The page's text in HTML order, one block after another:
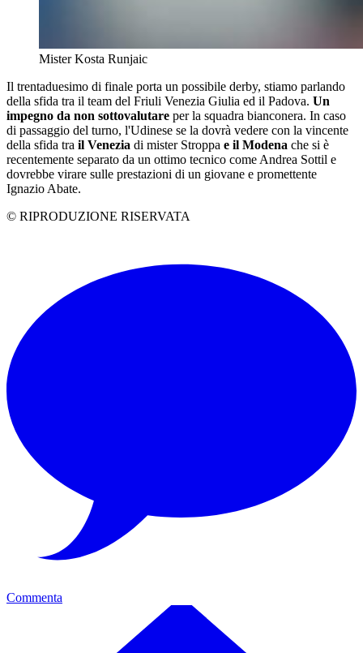
Mister Kosta Runjaic
Il trentaduesimo di finale porta un possibile derby, stiamo parlando
della sfida tra il team del Friuli Venezia Giulia ed il Padova. Un
impegno da non sottovalutare per la squadra bianconera. In caso
di passaggio del turno, l'Udinese se la dovrà vedere con la vincente
della sfida tra il Venezia di mister Stroppa e il Modena che si è
recentemente separato da un ottimo tecnico come Andrea Sottil e
dovrebbe virare sulle prestazioni di un giovane e promettente
Ignazio Abate.
© RIPRODUZIONE RISERVATA
Commenta